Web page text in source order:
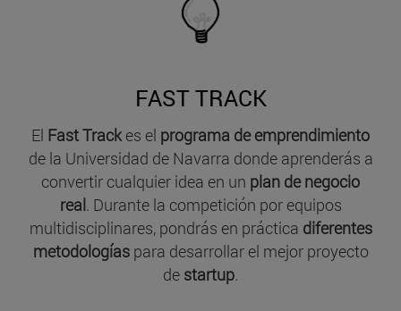
FAST TRACK
El Fast Track es el programa de emprendimiento
de la Universidad de Navarra donde aprenderás a
convertir cualquier idea en un plan de negocio
real. Durante la competición por equipos
multidisciplinares, pondrás en práctica diferentes
metodologíaspara desarrollar el mejor proyecto
de startup.